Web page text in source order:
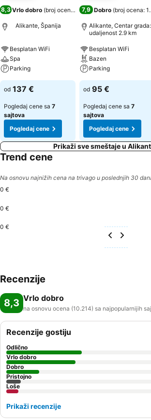
8,3 Vrlo dobro (broj ocena: 10.214)
Alikante, Španija
Besplatan WiFi
Spa
Parking
od 137 €
Pogledaj cene sa 7
sajtova
Pogledaj cene
7,9 Dobro (broj ocena:
Alikante, Centar grada:
udaljenost 2.9 km
Besplatan WiFi
Bazen
Parking
od 95 €
Pogledaj cene sa 7
sajtova
Pogledaj cene
Prikaži sve smeštaje u
Trend cene
Na osnovu najnižih cena na trivago u poslednjih 30
0 €
0 €
0 €
Recenzije
8,3 Vrlo dobro
na osnovu ocena (10.214) sa najpopularnijih
Recenzije gostiju
Odlično
Vrlo dobro
Dobro
Pristojno
Loše
Prikaži recenzije